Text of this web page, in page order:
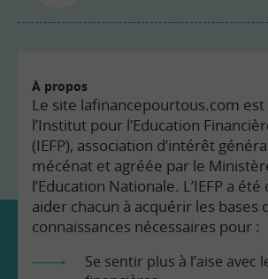
À propos
Le site lafinancepourtous.com
l’Institut pour l’Education
(IEFP), association d’intérêt
mécénat et agréée par le
l’Education Nationale. L’IEFP a
aider chacun à acquérir les bases
connaissances nécessaires pour :
Se sentir plus à l’aise avec